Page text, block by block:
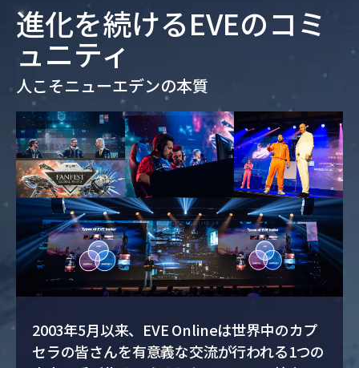
進化を続けるEVEのコミ
ュニティ
人こそニューエデンの本質
2003年5月以来、EVE Onlineは世界中のカプ
セラの皆さんを有意義な交流が行われる1つの